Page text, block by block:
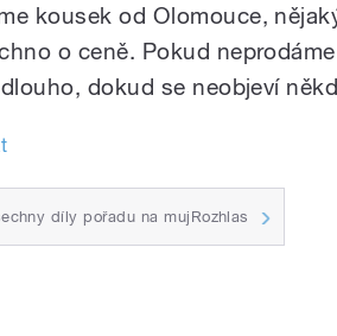
kousek od Olomouce,
o ceně. Pokud
dokud se neobjeví
díly pořadu na mujRozhlas